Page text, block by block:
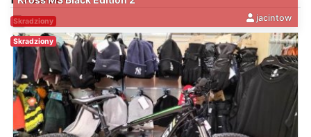
Skradziony jacintow
Skradziony